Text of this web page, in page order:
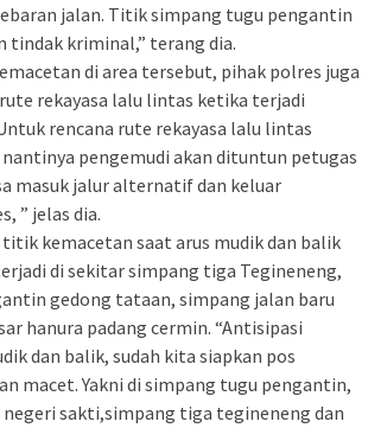
jalan. Titik simpang tugu pengantin
tindak kriminal,” terang dia.
di area tersebut, pihak polres juga
rekayasa lalu lintas ketika terjadi
rencana rute rekayasa lalu lintas
pengemudi akan dituntun petugas
masuk jalur alternatif dan keluar
” jelas dia.
kemacetan saat arus mudik dan balik
di sekitar simpang tiga Tegineneng,
gedong tataan, simpang jalan baru
hanura padang cermin. “Antisipasi
dan balik, sudah kita siapkan pos
macet. Yakni di simpang tugu pengantin,
sakti,simpang tiga tegineneng dan